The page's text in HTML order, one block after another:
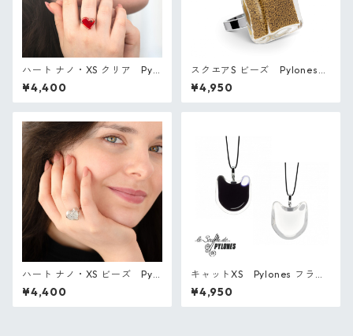
ハート ナノ・XS クリア Pylo
nes フランス ガラスのリング
¥4,400
スクエアS ビーズ Pylones
フランス ガラスのリング
¥4,950
ハート ナノ・XS ビーズ Pylo
nes フランス ガラスのリング
¥4,400
キャットXS Pylones フラン
ス ガラスのペンダント
¥4,950